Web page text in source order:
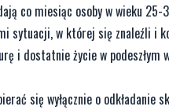
co miesiąc osoby w wieku
sytuacji, w której się znaleźli i
i dostatnie życie w
się wyłącznie o odkładanie